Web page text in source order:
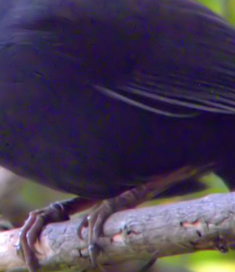
Mào Nhảy Nhiều Là Gì?
Không? Cách Hạn Chế
Nguyễn 31/07/2026